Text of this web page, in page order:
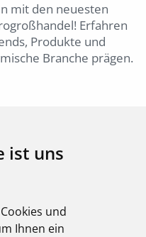
ist uns
und
Ihnen ein
mit den neuesten
Erfahren
Produkte und
Branche prägen.
vor!